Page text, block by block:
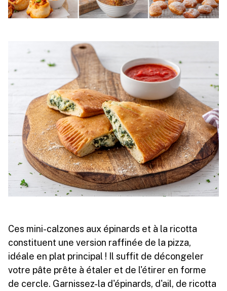
Ces mini-calzones aux épinards et à la ricotta
constituent une version raffinée de la pizza,
idéale en plat principal ! Il suffit de décongeler
votre pâte prête à étaler et de l'étirer en forme
de cercle. Garnissez-la d'épinards, d'ail, de ricotta